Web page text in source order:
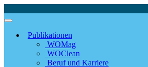
Publikationen
WOMag
WOClean
Beruf und Karriere